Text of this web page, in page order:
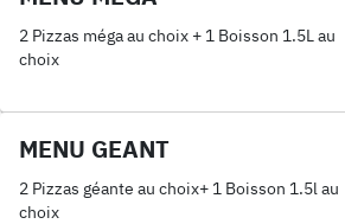
2 Pizzas méga au choix + 1 Boisson 1.5L au
choix
MENU GEANT
2 Pizzas géante au choix+ 1 Boisson 1.5l au
choix